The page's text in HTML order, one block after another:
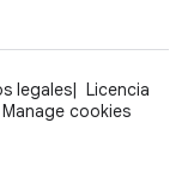
legales
Licencia
Manage cookies